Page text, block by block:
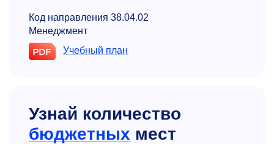
Код направления 38.04.02
Менеджмент
Учебный план
Узнай количество
бюджетных мест